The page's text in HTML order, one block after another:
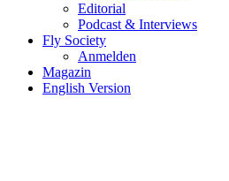
Editorial
Podcast & Interviews
Fly Society
Anmelden
Magazin
English Version